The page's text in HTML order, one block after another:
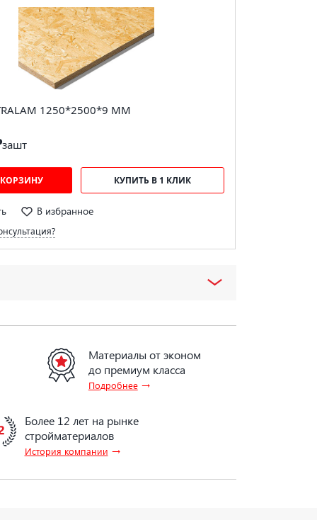
1250*2500*9 ММ
зашт
КУПИТЬ В 1 КЛИК
В избранное
Материалы от эконом
до премиум класса
Подробнее→
Более 12 лет на рынке
стройматериалов
История компании →